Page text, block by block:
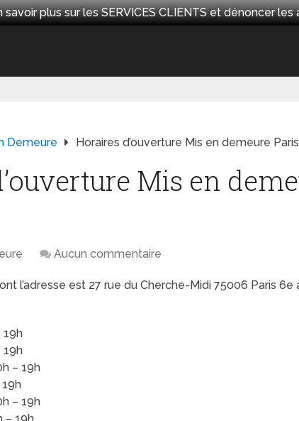
savoir plus sur les SERVICES CLIENTS et dénoncer les
Demeure Horaires d’ouverture Mis en demeure Paris
Mis en
Aucun commentaire
l’adresse est 27 rue du Cherche-Midi 75006 Paris 6e
19h
19h
– 19h
– 19h